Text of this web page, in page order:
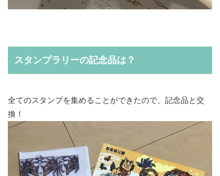
スタンプラリーの記念品は？
全てのスタンプを集めることができたので、記念品と交
換！